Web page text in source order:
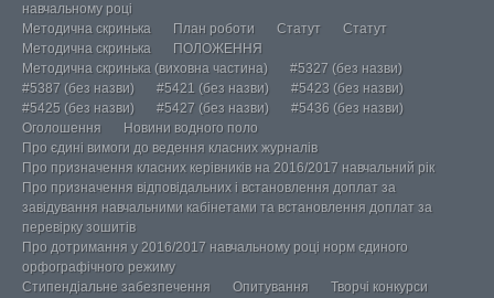
навчальному році
Методична скринька
План роботи Статут
Статут
Методична скринька
ПОЛОЖЕННЯ
Методична скринька (виховна частина)
#5327 (без назви)
#5387 (без назви)
#5421 (без назви)
#5423 (без назви)
#5425 (без назви)
#5427 (без назви)
#5436 (без назви)
Оголошення
Новини водного поло
Про єдині вимоги до ведення класних журналів
Про призначення класних керівників на 2016/2017 навчальний рік
Про призначення відповідальних і встановлення доплат за
завідування навчальними кабінетами та встановлення доплат за
перевірку зошитів
Про дотримання у 2016/2017 навчальному році норм єдиного
орфографічного режиму
Стипендіальне забезпечення
Опитування
Творчі конкурси